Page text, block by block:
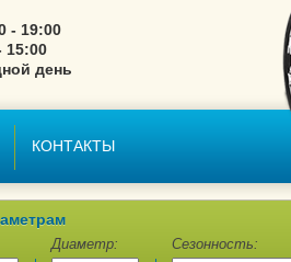
- 19:00
15:00
день
КОНТАКТЫ
Диаметр: Сезонность: